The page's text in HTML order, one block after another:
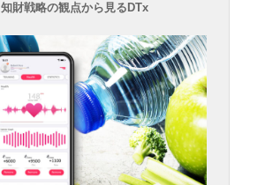
知財戦略の観点から見るDTx